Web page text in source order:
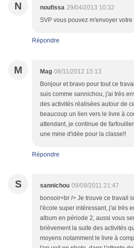
N noufissa 29/04/2013 10:32
SVP vous pouvez m'envoyer votre
Répondre
M Mag 08/11/2012 15:13
Bonjour et bravo pour tout ce
suis comme sannichou, j'ai très
des activités réalisées autour de
beaucoup un lien vers le livre à
attendant, je continue de
une mine d'idée pour la classe!!
Répondre
S sannichou 09/09/2011 21:47
bonsoir<br /> Je trouve ce travail
l'école super intéressant, j'ai très
album en période 2, aussi vous
brièvement la suite des activités
moyens notamment le livre à